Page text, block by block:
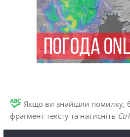
Якщо ви знайшли помилку,
фрагмент тексту та натисніть